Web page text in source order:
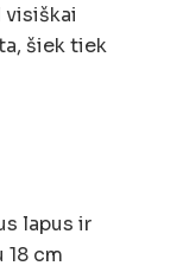
šiek tiek
lapus ir
cm